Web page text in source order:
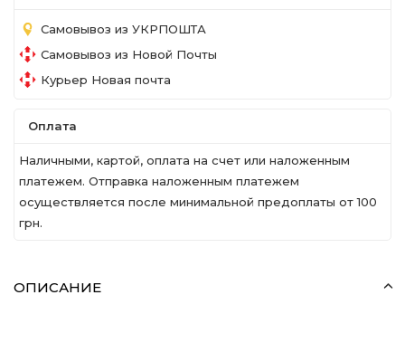
Самовывоз из УКРПОШТА
Самовывоз из Новой Почты
Курьер Новая почта
Оплата
Наличными, картой, оплата на счет или наложенным
платежем. Отправка наложенным платежем
осуществляется после минимальной предоплаты от 100
грн.
ОПИСАНИЕ